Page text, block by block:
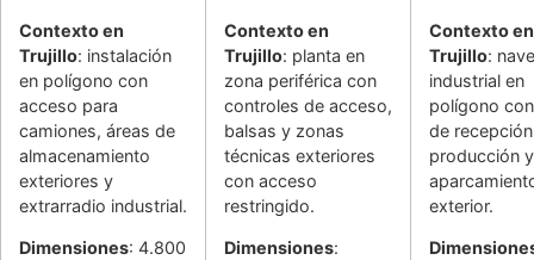
Contexto en
Trujillo: instalación
en polígono con
acceso para
camiones, áreas de
almacenamiento
exteriores y
extrarradio industrial.
Dimensiones: 4.800
Contexto en
Trujillo: planta en
zona periférica con
controles de acceso,
balsas y zonas
técnicas exteriores
con acceso
restringido.
Dimensiones:
Contexto en
Trujillo: nave
industrial en
polígono
de
producción y
exterior.